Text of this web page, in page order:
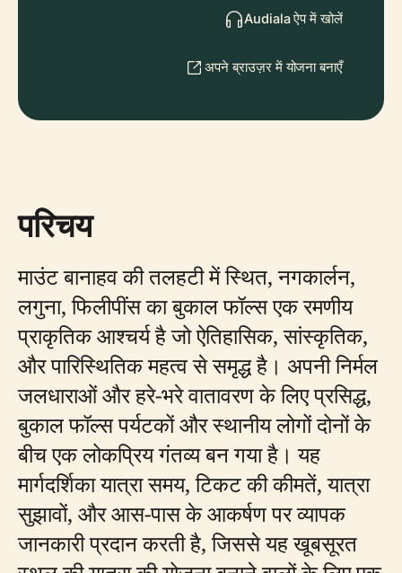
Audiala ऐप में खोलें
अपने ब्राउज़र में योजना बनाएँ
परिचय
माउंट बानाहव की तलहटी में स्थित, नगकार्लन,
लगुना, फिलीपींस का बुकाल फॉल्स एक रमणीय
प्राकृतिक आश्चर्य है जो ऐतिहासिक, सांस्कृतिक,
और पारिस्थितिक महत्व से समृद्ध है। अपनी निर्मल
जलधाराओं और हरे-भरे वातावरण के लिए प्रसिद्ध,
बुकाल फॉल्स पर्यटकों और स्थानीय लोगों दोनों के
बीच एक लोकप्रिय गंतव्य बन गया है। यह
मार्गदर्शिका यात्रा समय, टिकट की कीमतें, यात्रा
सुझावों, और आस-पास के आकर्षण पर व्यापक
जानकारी प्रदान करती है, जिससे यह खूबसूरत